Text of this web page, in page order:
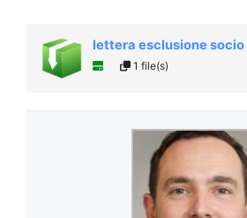
lettera esclusione
1 file(s)